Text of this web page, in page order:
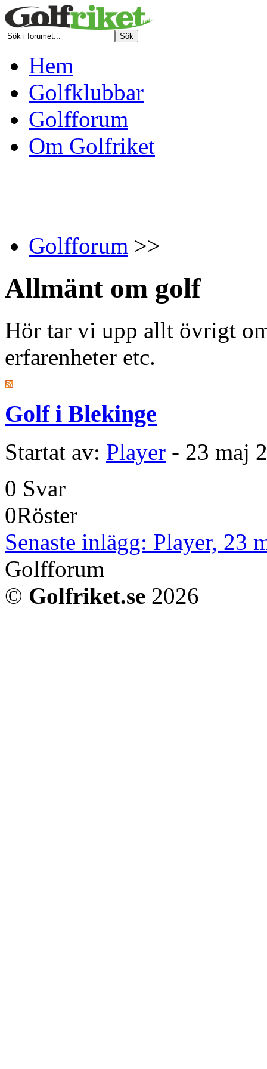
Hem
Golfklubbar
Golfforum
Om Golfriket
Golfforum >>
Allmänt om golf
Hör tar vi upp allt övrigt
erfarenheter etc.
Golf i Blekinge
Startat av: Player - 23 maj
0 Svar
0Röster
Senaste inlägg: Player, 23
Golfforum
© Golfriket.se 2026